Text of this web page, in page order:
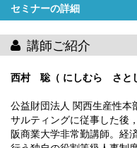
セミナーの詳細
講師ご紹介
西村 聡（ にしむら さと
公益財団法人 関西生産性本
サルティングに従事した後
阪商業大学非常勤講師。経